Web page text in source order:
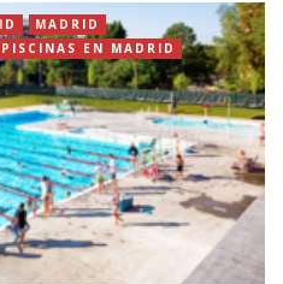
MADRID
PISCINAS EN MADRID